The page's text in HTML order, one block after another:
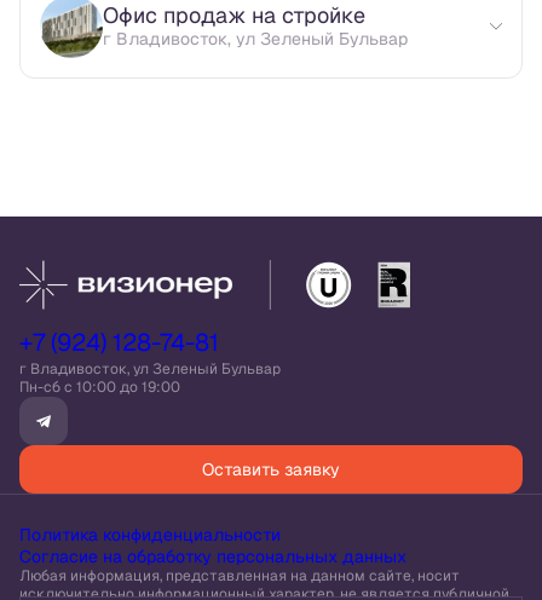
Офис продаж на стройке
г Владивосток, ул Зеленый Бульвар
+7 (924) 128-74-81
г Владивосток, ул Зеленый Бульвар
Пн-сб c 10:00 до 19:00
Оставить заявку
Политика конфиденциальности
Согласие на обработку персональных данных
Любая информация, представленная на данном сайте, носит
исключительно информационный характер, не является публичной